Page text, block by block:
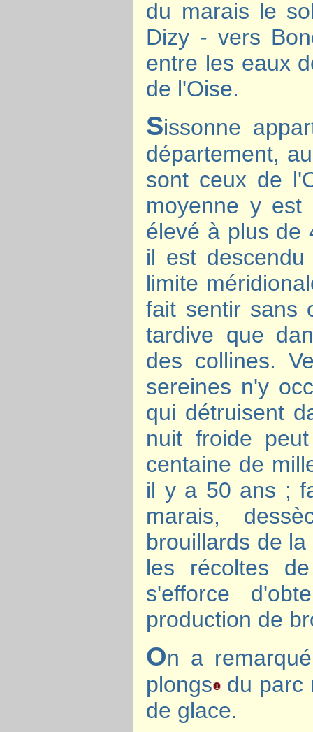
du marais le
Dizy - vers
entre les eaux
de l'Oise.
Sissonne
département,
sont ceux de
moyenne y
élevé à plus de
il est
limite
fait sentir sans
tardive que
des collines.
sereines n'y
qui détruisent
nuit froide
centaine de
il y a 50 ans ;
marais,
brouillards de
les récoltes
s'efforce
production de
On a
plongs du parc
de glace.